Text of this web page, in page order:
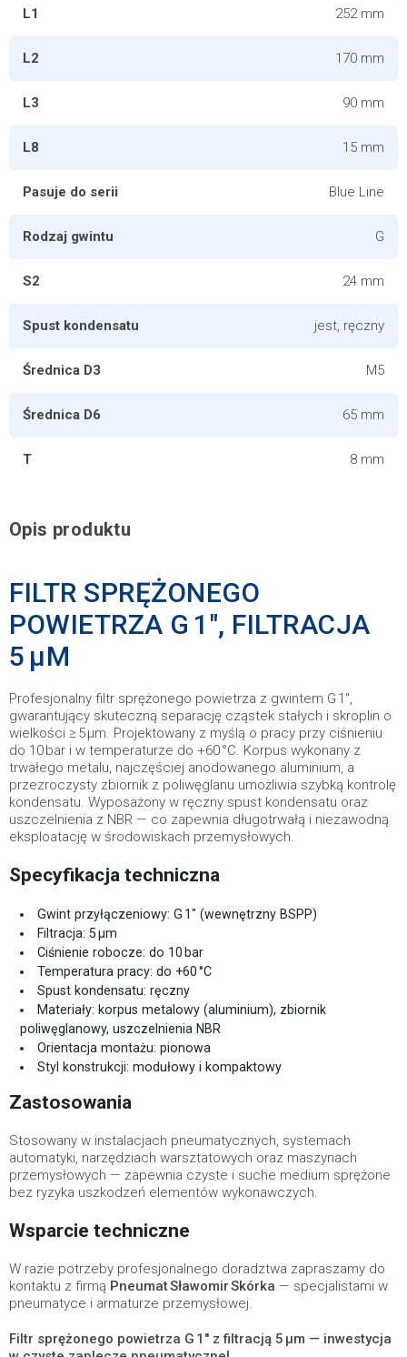
L1 252 mm
L2 170 mm
L3 90 mm
L8 15 mm
Pasuje do serii Blue Line
Rodzaj gwintu G
S2 24 mm
Spust kondensatu jest, ręczny
Średnica D3 M5
Średnica D6 65 mm
T 8 mm
Opis produktu
FILTR SPRĘŻONEGO
POWIETRZA G 1″, FILTRACJA
5 µM
Profesjonalny filtr sprężonego powietrza z gwintem G 1″,
gwarantujący skuteczną separację cząstek stałych i skroplin o
wielkości ≥ 5 µm. Projektowany z myślą o pracy przy ciśnieniu
do 10 bar i w temperaturze do +60 °C. Korpus wykonany z
trwałego metalu, najczęściej anodowanego aluminium, a
przezroczysty zbiornik z poliwęglanu umożliwia szybką kontrolę
kondensatu. Wyposażony w ręczny spust kondensatu oraz
uszczelnienia z NBR — co zapewnia długotrwałą i niezawodną
eksploatację w środowiskach przemysłowych.
Specyfikacja techniczna
Gwint przyłączeniowy: G 1″ (wewnętrzny BSPP)
Filtracja: 5 µm
Ciśnienie robocze: do 10 bar
Temperatura pracy: do +60 °C
Spust kondensatu: ręczny
Materiały: korpus metalowy (aluminium), zbiornik
poliwęglanowy, uszczelnienia NBR
Orientacja montażu: pionowa
Styl konstrukcji: modułowy i kompaktowy
Zastosowania
Stosowany w instalacjach pneumatycznych, systemach
automatyki, narzędziach warsztatowych oraz maszynach
przemysłowych — zapewnia czyste i suche medium sprężone
bez ryzyka uszkodzeń elementów wykonawczych.
Wsparcie techniczne
W razie potrzeby profesjonalnego doradztwa zapraszamy do
kontaktu z firmą Pneumat Sławomir Skórka — specjalistami w
pneumatyce i armaturze przemysłowej.
Filtr sprężonego powietrza G 1″ z filtracją 5 µm — inwestycja